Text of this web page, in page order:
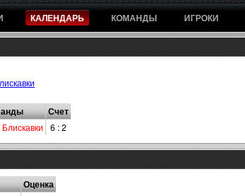
КАЛЕНДАРЬ КОМАНДЫ ИГРОКИ
Счет
Блискавки 6 : 2
Оценка